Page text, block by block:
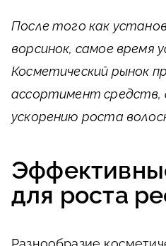
После того как
ворсинок, самое время
Косметический рынок
ассортимент
ускорению роста
для роста